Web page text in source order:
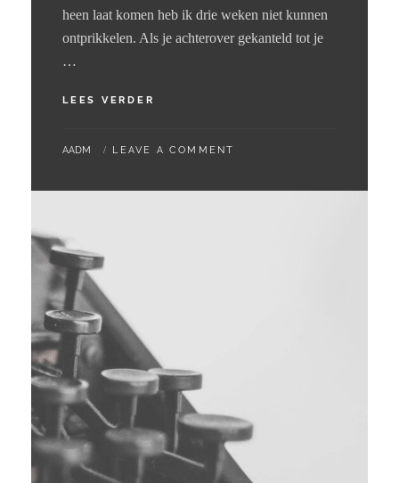
heen laat komen heb ik drie weken niet kunnen
ontprikkelen. Als je achterover gekanteld tot je
…
LEES VERDER
–
BY
AADM LEAVE A COMMENT